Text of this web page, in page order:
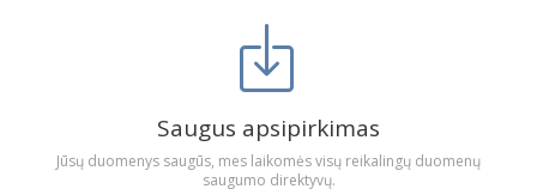
Saugus apsipirkimas
Jūsų duomenys saugūs, mes laikomės visų reikalingų duomenų
saugumo direktyvų.